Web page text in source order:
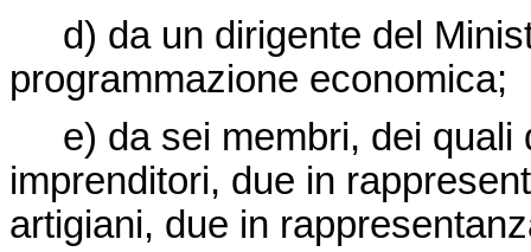
d) da un dirigente del
programmazione economica;
e) da sei membri, dei quali
imprenditori, due in
artigiani, due in